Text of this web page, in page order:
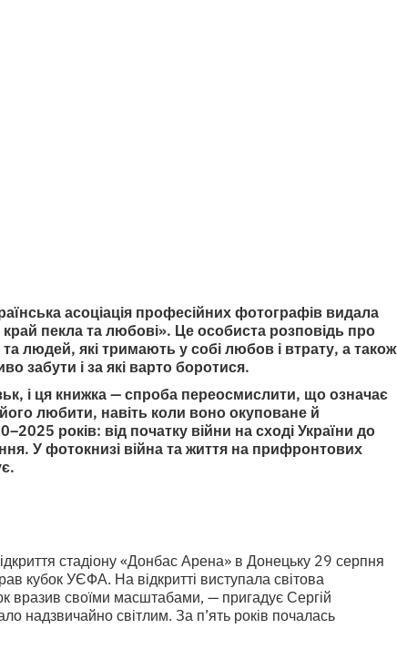
асоціація професійних фотографів видала
пекла та любові». Це особиста розповідь про
людей, які тримають у собі любов і втрату, а також
забути і за які варто боротися.
і ця книжка — спроба переосмислити, що означає
любити, навіть коли воно окуповане й
років: від початку війни на сході України до
У фотокнизі війна та життя на прифронтових
стадіону «Донбас Арена» в Донецьку 29 серпня
кубок УЄФА. На відкритті виступала світова
вразив своїми масштабами, — пригадує Сергій
надзвичайно світлим. За п’ять років почалась